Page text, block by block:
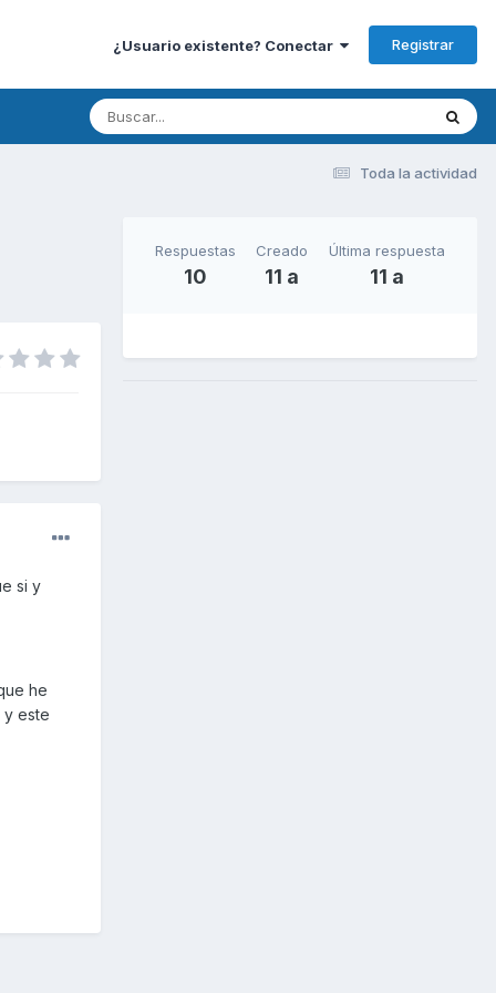
¿Usuario existente? Conectar Registrar
Toda la actividad
si y
he
y este
Respuestas
10
Creado
11 a
Última respuesta
11 a